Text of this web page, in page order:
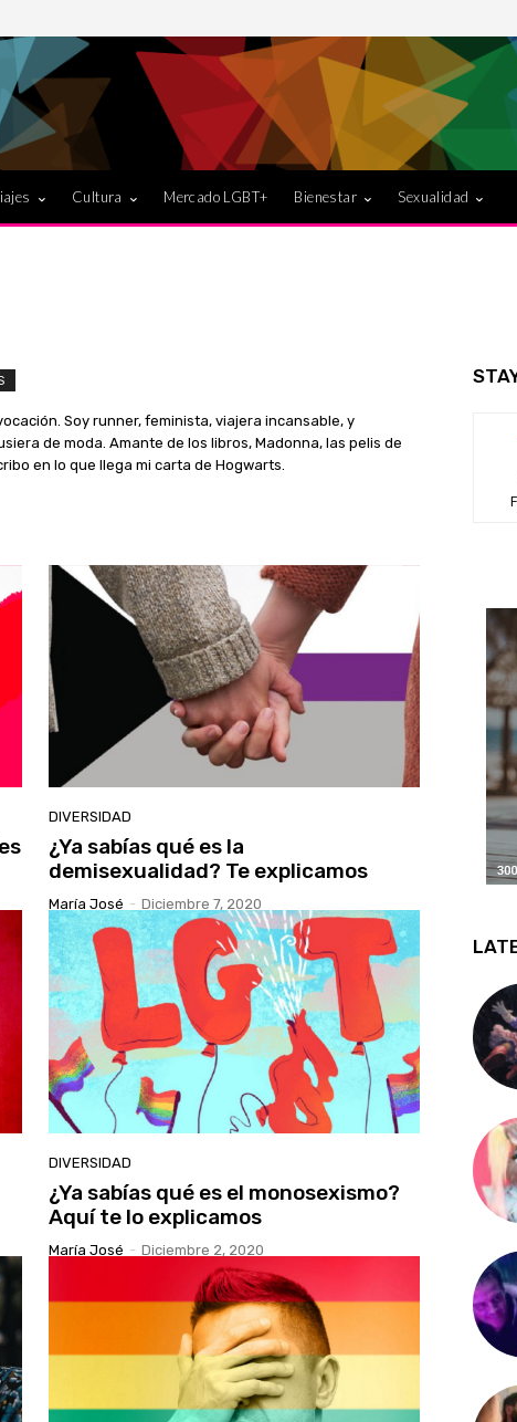
Cultura Mercado LGBT+ Bienestar Sexualidad
Soy runner, feminista, viajera incansable, y
de moda. Amante de los libros, Madonna, las pelis de
en lo que llega mi carta de Hogwarts.
DIVERSIDAD
¿Ya sabías qué es la
demisexualidad? Te explicamos
María José - Diciembre 7, 2020
DIVERSIDAD
¿Ya sabías qué es el monosexismo?
Aquí te lo explicamos
María José - Diciembre 2, 2020